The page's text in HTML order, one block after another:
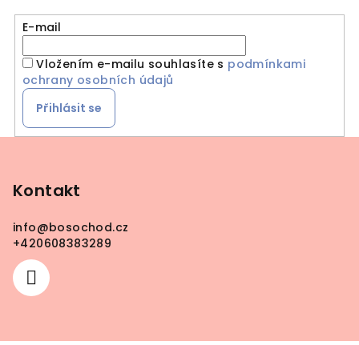
E-mail
Vložením e-mailu souhlasíte s podmínkami
ochrany osobních údajů
Přihlásit se
Kontakt
info@bosochod.cz
+420608383289